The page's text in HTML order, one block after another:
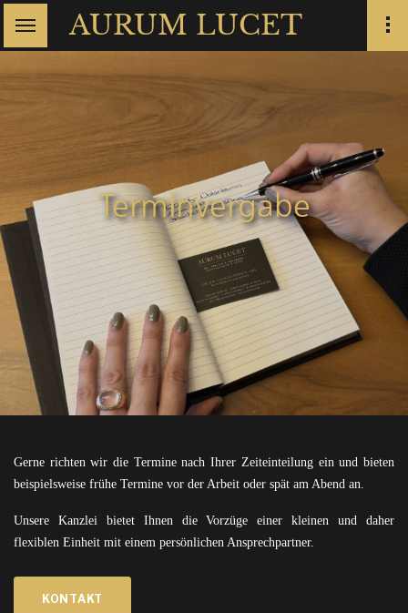
AURUM LUCET
Terminvergabe
Gerne richten wir die Termine nach Ihrer Zeiteinteilung ein und bieten
beispielsweise frühe Termine vor der Arbeit oder spät am Abend an.
Unsere Kanzlei bietet Ihnen die Vorzüge einer kleinen und daher
flexiblen Einheit mit einem persönlichen Ansprechpartner.
KONTAKT